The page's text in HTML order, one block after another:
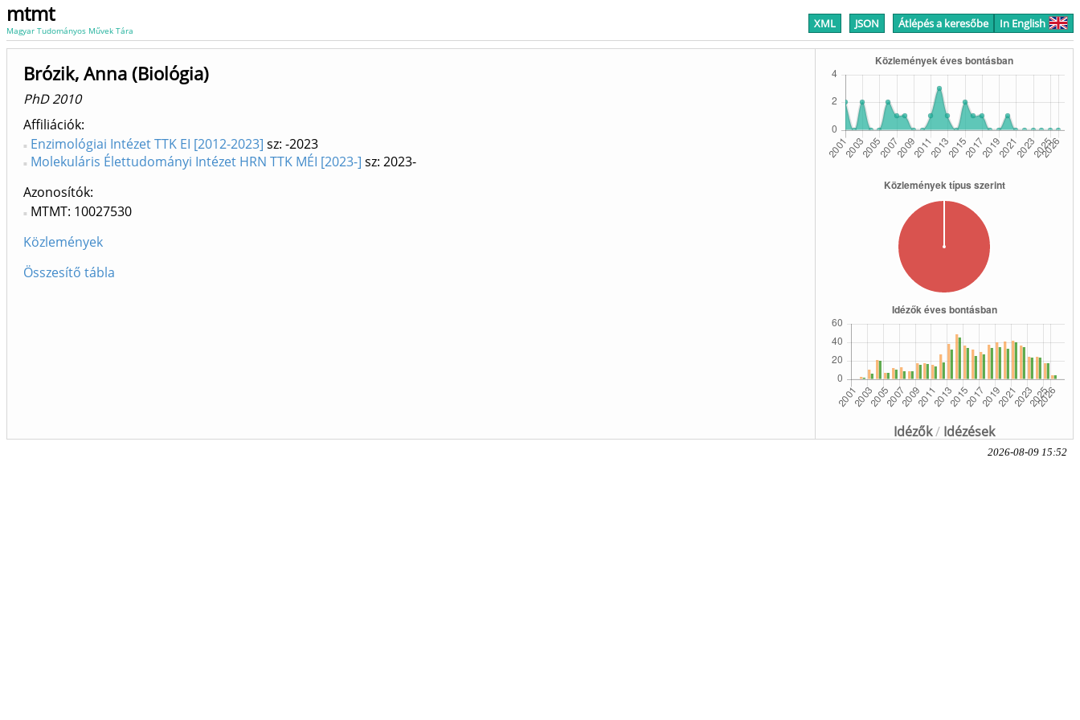
mtmt
Magyar Tudományos Művek Tára XML JSON Átlépés a keresőbe In English
Idézők/ Idézések
Brózik, Anna (Biológia)
PhD 2010
Affiliációk
Enzimológiai Intézet TTK EI [2012-2023] sz: -2023
Molekuláris Élettudományi Intézet HRN TTK MÉI [2023-] sz: 2023-
Azonosítók
MTMT: 10027530
Közlemények
Összesítő tábla
2026-08-09 15:52